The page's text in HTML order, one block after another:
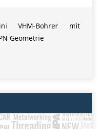
VHM-Bohrer mit
Geometrie